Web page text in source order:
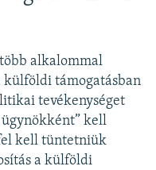
alkalommal
támogatásban
tevékenységet
kell
kell tüntetniük
a külföldi